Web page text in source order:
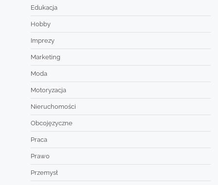
Edukacja
Hobby
Imprezy
Marketing
Moda
Motoryzacja
Nieruchomości
Obcojęzyczne
Praca
Prawo
Przemysł